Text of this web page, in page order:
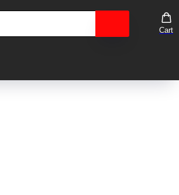
Cart